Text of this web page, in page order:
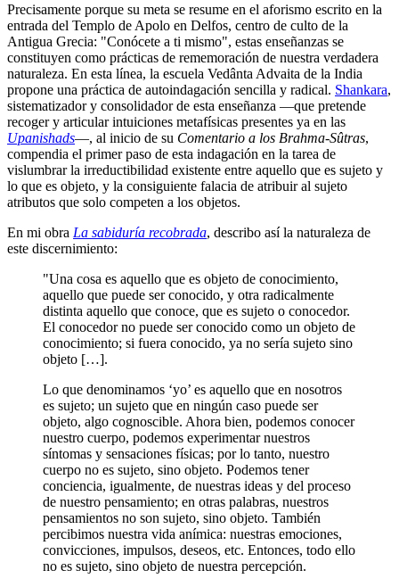
Precisamente porque su meta se resume en el aforismo escrito en la
entrada del Templo de Apolo en Delfos, centro de culto de la
Antigua Grecia: "Conócete a ti mismo", estas enseñanzas se
constituyen como prácticas de rememoración de nuestra verdadera
naturaleza. En esta línea, la escuela Vedânta Advaita de la India
propone una práctica de autoindagación sencilla y radical. Shankara,
sistematizador y consolidador de esta enseñanza ―que pretende
recoger y articular intuiciones metafísicas presentes ya en las
Upanishads―, al inicio de su Comentario a los Brahma-Sûtras,
compendia el primer paso de esta indagación en la tarea de
vislumbrar la irreductibilidad existente entre aquello que es sujeto y
lo que es objeto, y la consiguiente falacia de atribuir al sujeto
atributos que solo competen a los objetos.
En mi obra La sabiduría recobrada, describo así la naturaleza de
este discernimiento:
"Una cosa es aquello que es objeto de conocimiento,
aquello que puede ser conocido, y otra radicalmente
distinta aquello que conoce, que es sujeto o conocedor.
El conocedor no puede ser conocido como un objeto de
conocimiento; si fuera conocido, ya no sería sujeto sino
objeto […].
Lo que denominamos ‘yo’ es aquello que en nosotros
es sujeto; un sujeto que en ningún caso puede ser
objeto, algo cognoscible. Ahora bien, podemos conocer
nuestro cuerpo, podemos experimentar nuestros
síntomas y sensaciones físicas; por lo tanto, nuestro
cuerpo no es sujeto, sino objeto. Podemos tener
conciencia, igualmente, de nuestras ideas y del proceso
de nuestro pensamiento; en otras palabras, nuestros
pensamientos no son sujeto, sino objeto. También
percibimos nuestra vida anímica: nuestras emociones,
convicciones, impulsos, deseos, etc. Entonces, todo ello
no es sujeto, sino objeto de nuestra percepción.